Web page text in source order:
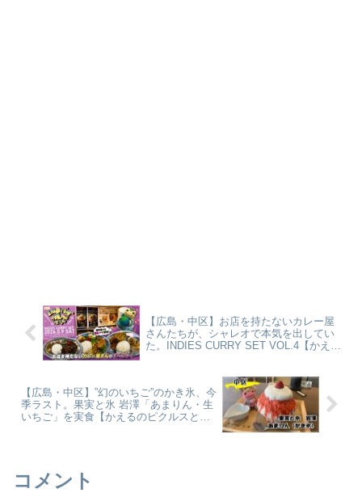
【広島・中区】お店を持たないカレー屋
さんたちが、シャレオで本気を出してい
た。INDIES CURRY SET VOL.4【かえる
【広島・中区】”幻のいちご”のかき氷、今
季ラスト。果実と氷 岩澤「あまりん・生
いちご」を実食【かえるのピクルスと実
コメント